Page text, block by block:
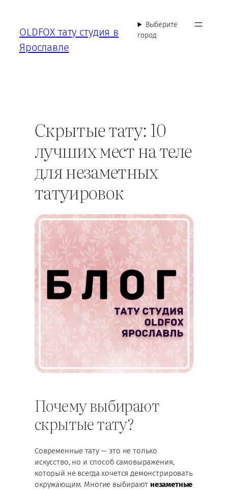
содержимому
OLDFOX тату студия в
Ярославле
Выберите
город
Скрытые тату: 10
лучших мест на теле
для незаметных
татуировок
Почему выбирают
скрытые тату?
Современные тату — это не только
искусство, но и способ самовыражения,
который не всегда хочется демонстрировать
окружающим. Многие выбирают незаметные